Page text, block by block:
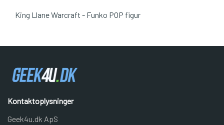
King Llane Warcraft - Funko POP figur
Kontaktoplysninger
Geek4u.dk ApS